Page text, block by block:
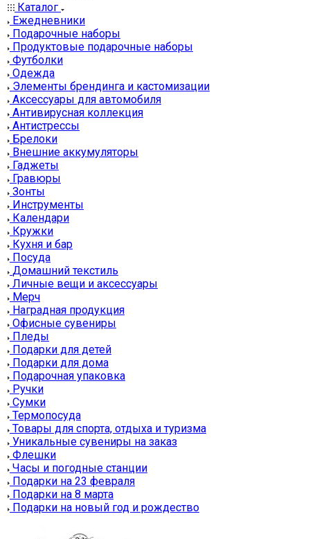
Каталог
Ежедневники
Подарочные наборы
Продуктовые подарочные наборы
Футболки
Одежда
Элементы брендинга и кастомизации
Аксессуары для автомобиля
Антивирусная коллекция
Антистрессы
Брелоки
Внешние аккумуляторы
Гаджеты
Гравюры
Зонты
Инструменты
Календари
Кружки
Кухня и бар
Посуда
Домашний текстиль
Личные вещи и аксессуары
Мерч
Наградная продукция
Офисные сувениры
Пледы
Подарки для детей
Подарки для дома
Подарочная упаковка
Ручки
Сумки
Термопосуда
Товары для спорта, отдыха и туризма
Уникальные сувениры на заказ
Флешки
Часы и погодные станции
Подарки на 23 февраля
Подарки на 8 марта
Подарки на новый год и рождество